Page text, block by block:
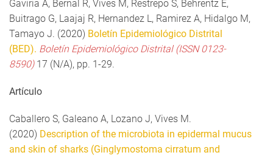
Gaviria A, Bernal R, Vives M, Restrepo S, Behrentz E,
Buitrago G, Laajaj R, Hernandez L, Ramirez A, Hidalgo M,
Tamayo J. (2020) Boletín Epidemiológico Distrital
(BED). Boletín Epidemiológico Distrital (ISSN 0123-
8590)17 (N/A), pp. 1-29.
Artículo
Caballero S, Galeano A, Lozano J, Vives M.
(2020) Description of the microbiota in epidermal mucus
and skin of sharks (Ginglymostoma cirratum and